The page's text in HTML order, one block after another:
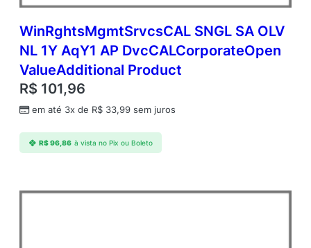
WinRghtsMgmtSrvcsCAL SNGL SA OLV
NL 1Y AqY1 AP DvcCALCorporateOpen
ValueAdditional Product
R$ 101,96
em até 3x de R$ 33,99 sem juros
R$96,86 à vista no Pix ou Boleto